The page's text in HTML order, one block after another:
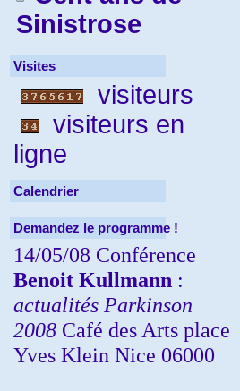
Sinistrose
Visites
visiteurs
visiteurs en
ligne
Calendrier
Demandez le programme !
14/05/08 Conférence
Benoit Kullmann :
actualités Parkinson
2008 Café des Arts place
Yves Klein Nice 06000